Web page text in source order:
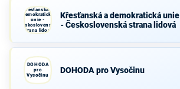
Křesťanská a
demokratická
unie -
Československá
strana lidová
Křesťanská a demokratická unie
- Československá strana lidová
DOHODA
pro
Vysočinu
DOHODA pro Vysočinu